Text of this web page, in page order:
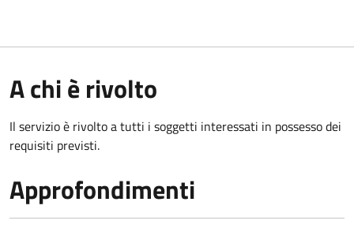
A chi è rivolto
Il servizio è rivolto a tutti i soggetti interessati in possesso dei
requisiti previsti.
Approfondimenti